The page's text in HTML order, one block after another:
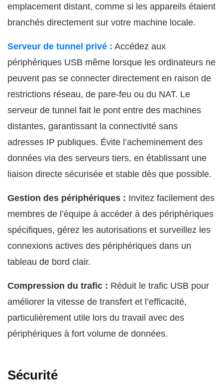
emplacement distant, comme si les appareils étaient
branchés directement sur votre machine locale.
Serveur de tunnel privé : Accédez aux
périphériques USB même lorsque les ordinateurs ne
peuvent pas se connecter directement en raison de
restrictions réseau, de pare-feu ou du NAT. Le
serveur de tunnel fait le pont entre des machines
distantes, garantissant la connectivité sans
adresses IP publiques. Évite l’acheminement des
données via des serveurs tiers, en établissant une
liaison directe sécurisée et stable dès que possible.
Gestion des périphériques : Invitez facilement des
membres de l’équipe à accéder à des périphériques
spécifiques, gérez les autorisations et surveillez les
connexions actives des périphériques dans un
tableau de bord clair.
Compression du trafic : Réduit le trafic USB pour
améliorer la vitesse de transfert et l’efficacité,
particulièrement utile lors du travail avec des
périphériques à fort volume de données.
Sécurité